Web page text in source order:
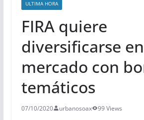
ULTIMA HORA
FIRA quiere
diversificarse
mercado con
temáticos
07/10/2020 urbanosoax 99 Views